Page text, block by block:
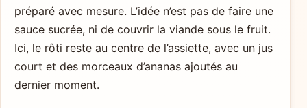
préparé avec mesure. L’idée n’est pas de faire une
sauce sucrée, ni de couvrir la viande sous le fruit.
Ici, le rôti reste au centre de l’assiette, avec un jus
court et des morceaux d’ananas ajoutés au
dernier moment.